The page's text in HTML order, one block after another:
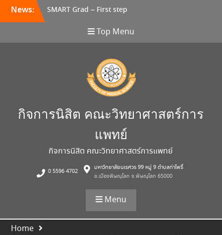
SkipNews:
“Design your career &
กิจกรรมส่งท้ายในวันนำเสนอ
ผลงานสหกิจศึกษา/ฝึกงานของ
พี่ๆปี 4 และฉลองการก้าวผ่าน
ฤดูกาลสอบปลายภาคของ
กิจกรรม MedSci SMART
Top Menu
กิจการนิสิต คณะวิทยาศาสตร์การ
แพทย์
กิจการนิสิต คณะวิทยาศาสตร์การแพทย์
0 5596 4702
มหาวิทยาลัยนเรศวร 99 หมู่ 9 ตำบลท่าโพธิ์
อ.เมืองพิษณุโลก จ.พิษณุโลก 65000
Menu
Home